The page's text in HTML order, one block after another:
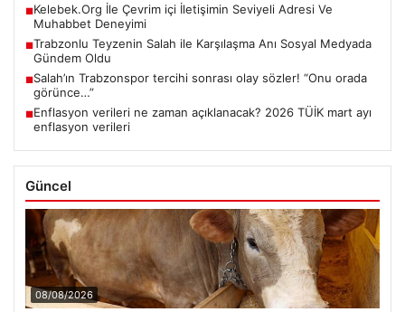
■Kelebek.Org İle Çevrim içi İletişimin Seviyeli Adresi Ve
Muhabbet Deneyimi
■Trabzonlu Teyzenin Salah ile Karşılaşma Anı Sosyal Medyada
Gündem Oldu
■Salah’ın Trabzonspor tercihi sonrası olay sözler! “Onu orada
görünce…”
■Enflasyon verileri ne zaman açıklanacak? 2026 TÜİK mart ayı
enflasyon verileri
Güncel
08/08/2026